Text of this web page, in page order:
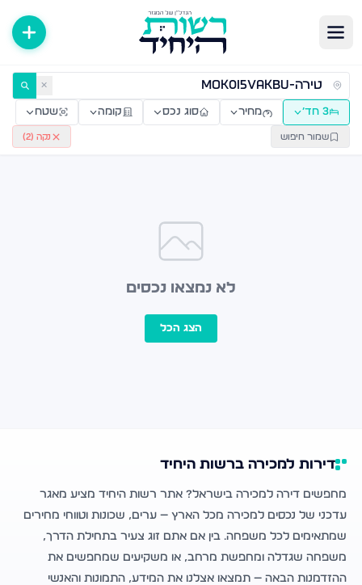
דירות למכירה ולהשכרה — רשות היחיד ✕
3 חד׳ מחיר סוג נכס קומה שטח
שמור חיפוש נקה (2
)
לא נמצאו נכסים
הצג הכל
דירות למכירה ברשות היחיד
מחפשים דירה למכירה בישראל? אתר רשות היחיד מציע מאגר
עדכני של נכסים למכירה מכל הארץ — ערים, שכונות וטווחי מחירים
שמתאימים לכל משפחה. בין אם אתם זוג צעיר בתחילת הדרך,
משפחה שגדלה ומחפשת מרחב, או משקיעים שמחפשים את
ההזדמנות הבאה — תמצאו אצלנו את המידע, התמונות והאנשי